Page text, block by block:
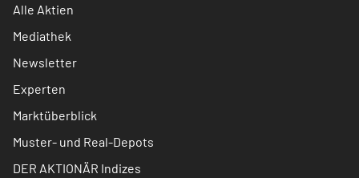
Alle Aktien
Mediathek
Newsletter
Experten
Marktüberblick
Muster- und Real-Depots
DER AKTIONÄR Indizes